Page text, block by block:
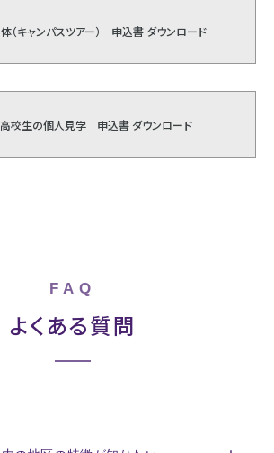
体（キャンパスツアー） 申込書 ダウンロード
・高校生の個人見学 申込書 ダウンロード
FAQ
よくある質問